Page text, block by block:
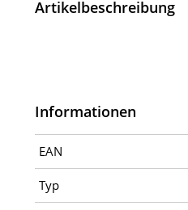
Artikelbeschreibung
Informationen
EAN
Typ